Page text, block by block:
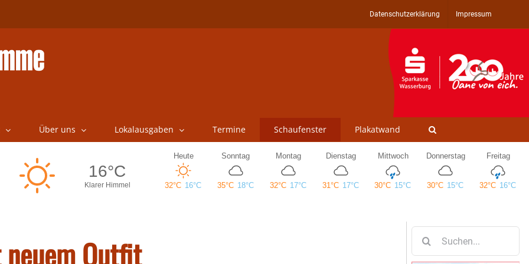
Datenschutzerklärung Impressum
Über uns Lokalausgaben Termine Schaufenster Plakatwand
Outfit
nach: